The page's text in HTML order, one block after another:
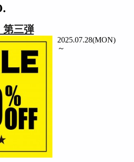
第三弾
2025.07.28(MON)
～